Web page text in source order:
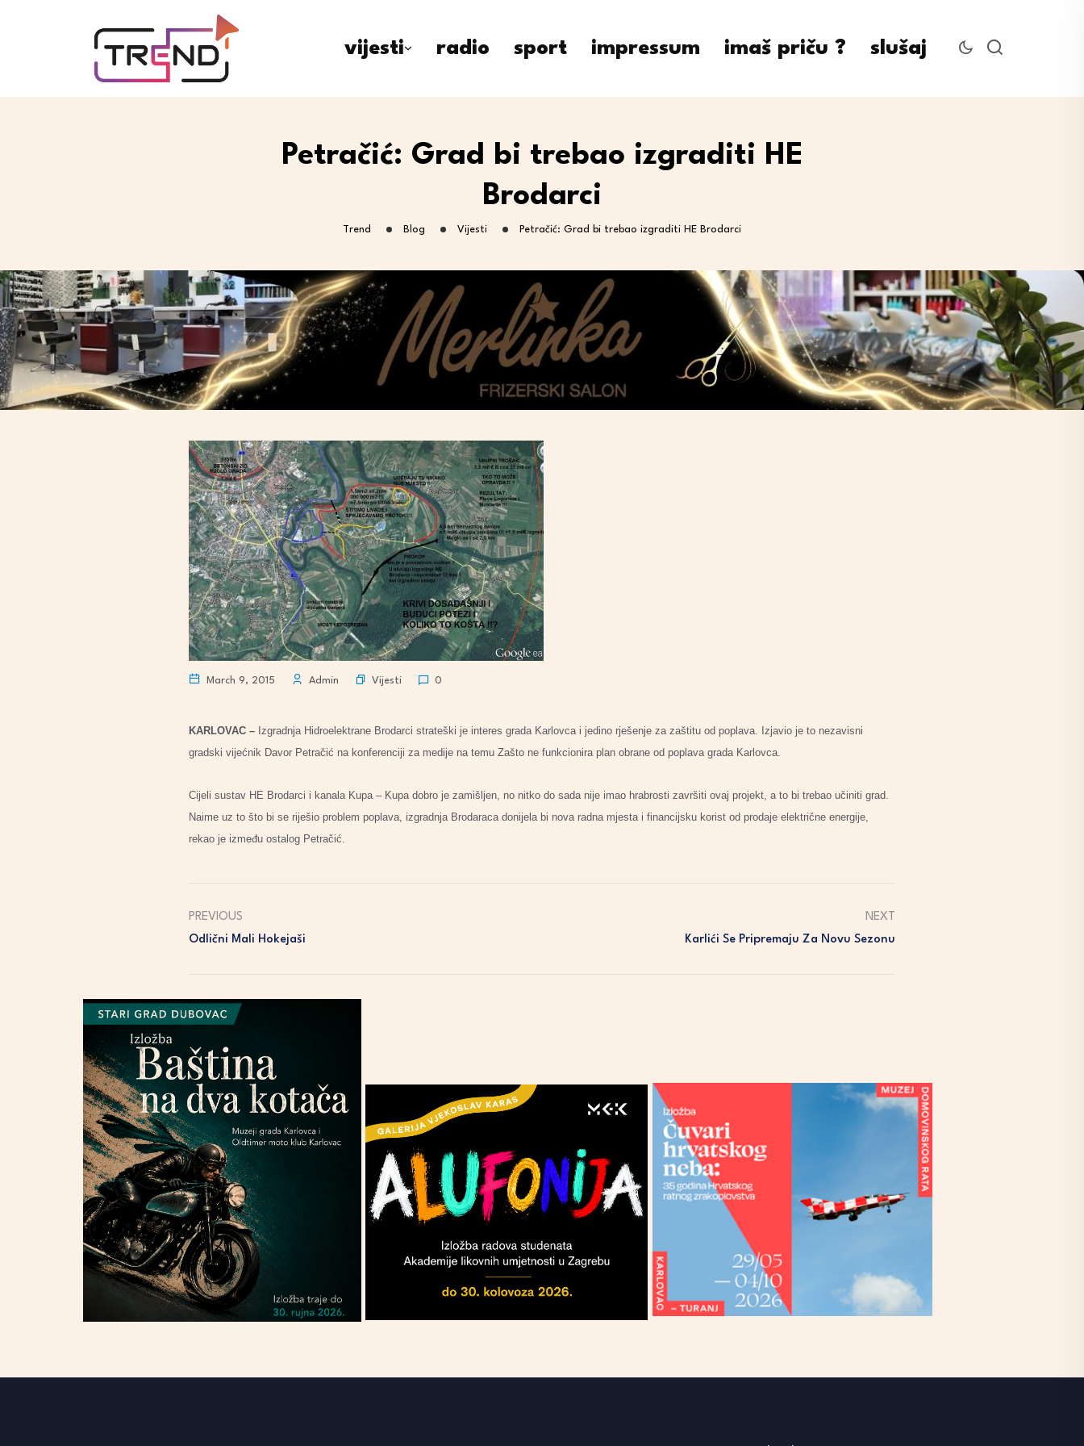
vijesti radio sport impressum imaš priču ? slušaj
Petračić: Grad bi trebao izgraditi HE
Brodarci
Trend Blog Vijesti Petračić: Grad bi trebao izgraditi HE Brodarci
March 9, 2015 Admin Vijesti 0
KARLOVAC – Izgradnja Hidroelektrane Brodarci strateški je interes grada Karlovca i jedino rješenje za zaštitu od poplava. Izjavio je to nezavisni
gradski vijećnik Davor Petračić na konferenciji za medije na temu Zašto ne funkcionira plan obrane od poplava grada Karlovca.
Cijeli sustav HE Brodarci i kanala Kupa – Kupa dobro je zamišljen, no nitko do sada nije imao hrabrosti završiti ovaj projekt, a to bi trebao učiniti grad.
Naime uz to što bi se riješio problem poplava, izgradnja Brodaraca donijela bi nova radna mjesta i financijsku korist od prodaje električne energije,
rekao je između ostalog Petračić.
PREVIOUS
Odlični Mali Hokejaši
NEXT
Karlići Se Pripremaju Za Novu Sezonu